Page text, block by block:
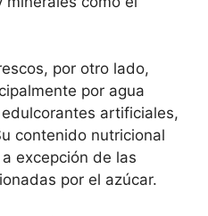
por otro lado,
por agua
artificiales,
contenido nutricional
excepción de las
por el azúcar.